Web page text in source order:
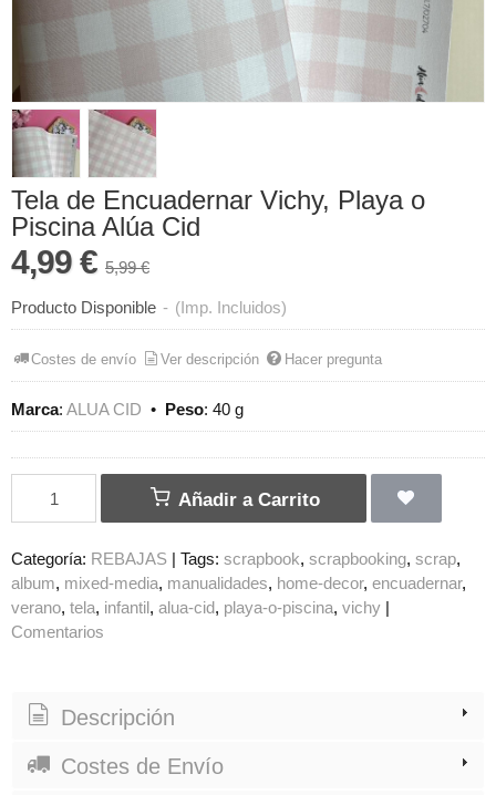
Tela de Encuadernar Vichy, Playa o
Piscina Alúa Cid
4,99 € 5,99 €
Producto Disponible - (Imp. Incluidos)
Costes de envío Ver descripción Hacer pregunta
Marca: ALUA CID • Peso: 40 g
Añadir a Carrito
Categoría: REBAJAS | Tags: scrapbook scrapbooking scrap
album mixed-media manualidades home-decor encuadernar
verano tela infantil alua-cid playa-o-piscina vichy |
Comentarios
Descripción
Costes de Envío